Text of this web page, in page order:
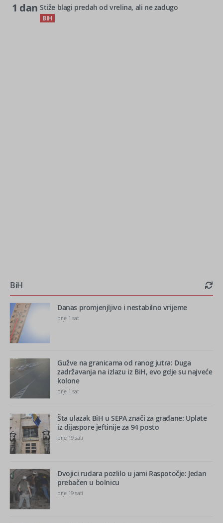
1 dan Stiže blagi predah od vrelina, ali ne zadugo
BIH
BiH
Danas promjenjljivo i nestabilno vrijeme
prije 1 sat
Gužve na granicama od ranog jutra: Duga
zadržavanja na izlazu iz BiH, evo gdje su najveće
kolone
prije 1 sat
Šta ulazak BiH u SEPA znači za građane: Uplate
iz dijaspore jeftinije za 94 posto
prije 19 sati
Dvojici rudara pozlilo u jami Raspotočje: Jedan
prebačen u bolnicu
prije 19 sati